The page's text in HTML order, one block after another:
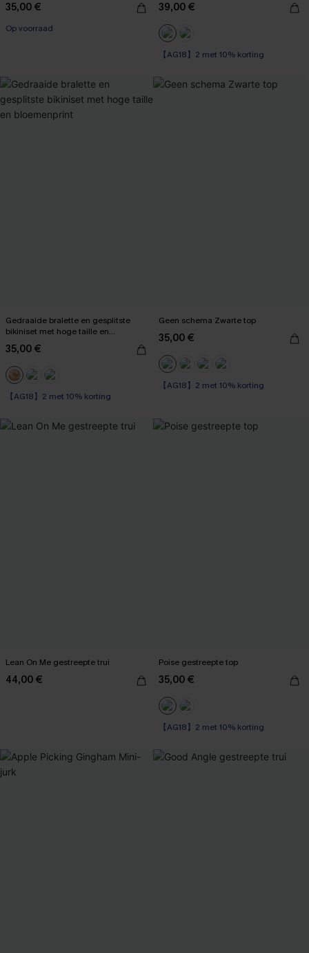
35,00 €
Op voorraad
39,00 €
【AG18】2 met 10% korting
Op voorraad
Gedraaide bralette en gesplitste
bikiniset met hoge taille en
bloemenprint
35,00 €
【AG18】2 met 10% korting
Op voorraad
Geen schema Zwarte top
35,00 €
【AG18】2 met 10% korting
Lean On Me gestreepte trui
44,00 €
Poise gestreepte top
35,00 €
【AG18】2 met 10% korting